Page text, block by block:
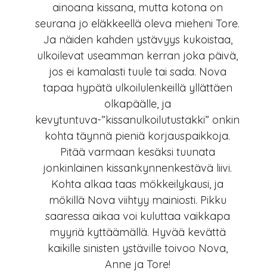
ainoana kissana, mutta kotona on
seurana jo eläkkeellä oleva mieheni Tore.
Ja näiden kahden ystävyys kukoistaa,
ulkoilevat useamman kerran joka päivä,
jos ei kamalasti tuule tai sada. Nova
tapaa hypätä ulkoilulenkeillä yllättäen
olkapäälle, ja
kevytuntuva-”kissanulkoilutustakki” onkin
kohta täynnä pieniä korjauspaikkoja.
Pitää varmaan kesäksi tuunata
jonkinlainen kissankynnenkestävä liivi.
Kohta alkaa taas mökkeilykausi, ja
mökillä Nova viihtyy mainiosti. Pikku
saaressa aikaa voi kuluttaa vaikkapa
myyriä kyttäämällä. Hyvää kevättä
kaikille sinisten ystäville toivoo Nova,
Anne ja Tore!